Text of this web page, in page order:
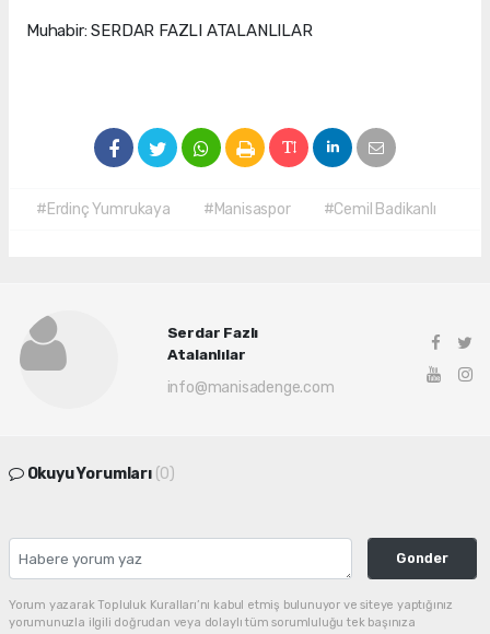
Muhabir: SERDAR FAZLI ATALANLILAR
#Erdinç Yumrukaya #Manisaspor #Cemil Badikanlı
Serdar Fazlı
Atalanlılar
info@manisadenge.com
Okuyu Yorumları (0)
Gonder
Yorum yazarak Topluluk Kuralları’nı kabul etmiş bulunuyor ve siteye yaptığınız
yorumunuzla ilgili doğrudan veya dolaylı tüm sorumluluğu tek başınıza